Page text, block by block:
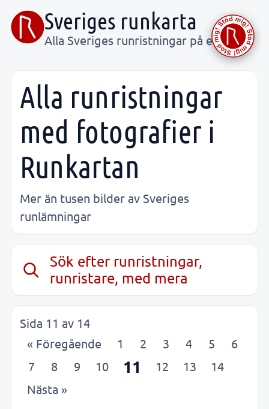
Sveriges runkarta
Alla Sveriges runristningar på ett ställe
Alla runristningar
med fotografier i
Runkartan
Mer än tusen bilder av Sveriges
runlämningar
Sök efter runristningar,
runristare, med mera
Sida 11 av 14
« Föregående
1 2 3 4 5
6
7
8 9 10 11 12 13
14
Nästa »